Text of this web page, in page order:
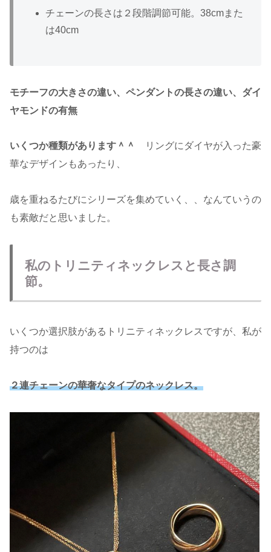
チェーンの長さは２段階調節可能。38cmまた
は40cm
モチーフの大きさの違い、ペンダントの長さの違い、ダイ
ヤモンドの有無
いくつか種類があります＾＾
リングにダイヤが入った豪
華なデザインもあったり、
歳を重ねるたびにシリーズを集めていく、、なんていうの
も素敵だと思いました。
私のトリニティネックレスと長さ調
節。
いくつか選択肢があるトリニティネックレスですが、私が
持つのは
２連チェーンの華奢なタイプのネックレス。